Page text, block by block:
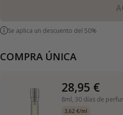
Se aplica un descuento del 50%
COMPRA ÚNICA
28,95 €
8ml, 30 días de
3,62 €/ml